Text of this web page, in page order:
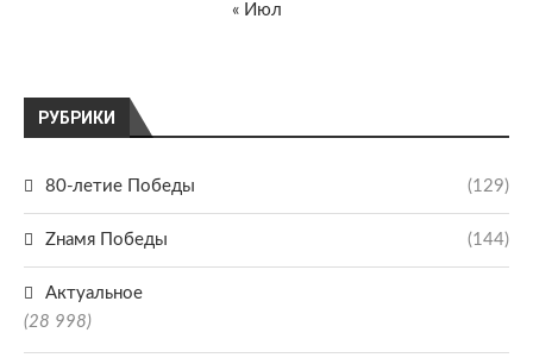
РУБРИКИ
80-летие Победы (129)
Zнамя Победы (144)
Актуальное
(28 998)
« Июл